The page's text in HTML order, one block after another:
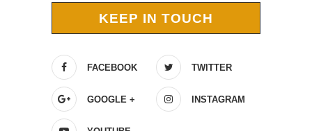
KEEP IN TOUCH
FACEBOOK TWITTER
GOOGLE + INSTAGRAM